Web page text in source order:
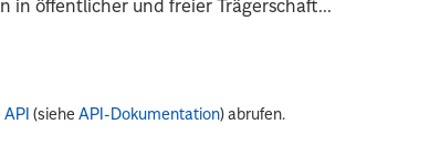
in öffentlicher und freier Trägerschaft...
API (sieheAPI-Dokumentation) abrufen.